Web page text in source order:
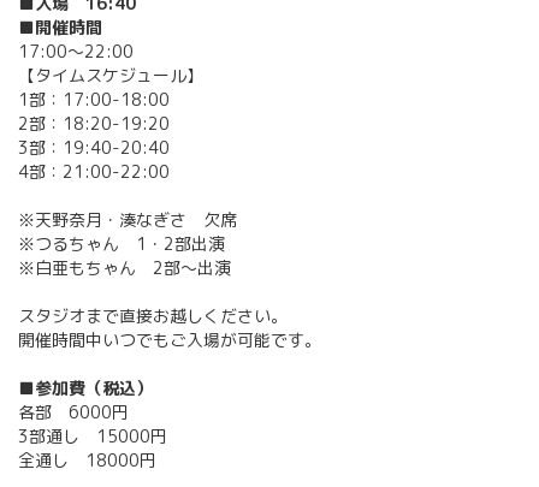
■開催時間
17:00〜22:00
【タイムスケジュール】
1部：17:00-18:00
2部：18:20-19:20
3部：19:40-20:40
4部：21:00-22:00
※天野奈月・湊なぎさ 欠席
※つるちゃん 1・2部出演
※白亜もちゃん 2部〜出演
スタジオまで直接お越しください。
開催時間中いつでもご入場が可能です。
■参加費（税込）
各部 6000円
3部通し 15000円
全通し 18000円